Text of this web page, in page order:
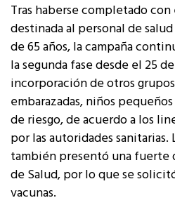
Tras haberse completado
destinada al personal de
de 65 años, la campaña
la segunda fase desde el 25
incorporación de otros
embarazadas, niños
de riesgo, de acuerdo a los
por las autoridades sanitarias.
también presentó una fuerte
de Salud, por lo que se
vacunas.